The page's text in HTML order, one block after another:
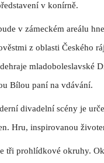
v konírně.
v zámeckém areálu
z oblasti Českého
mladoboleslavské
Bílou paní na vdávání.
divadelní scény je
Hru, inspirovanou
tři prohlídkové okruhy.